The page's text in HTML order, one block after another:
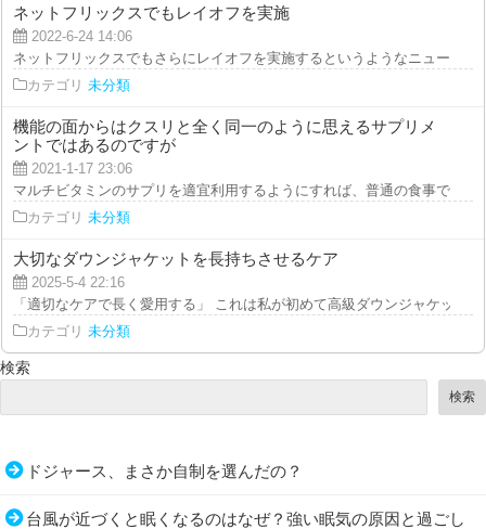
ネットフリックスでもレイオフを実施
2022-6-24 14:06
ネットフリックスでもさらにレイオフを実施するというようなニュースが
カテゴリ 未分類
機能の面からはクスリと全く同一のように思えるサプリメ
ントではあるのですが
2021-1-17 23:06
マルチビタミンのサプリを適宜利用するようにすれば、普通の食事ではな
カテゴリ 未分類
大切なダウンジャケットを長持ちさせるケア
2025-5-4 22:16
「適切なケアで長く愛用する」 これは私が初めて高級ダウンジャケット
カテゴリ 未分類
検索
検索
ドジャース、まさか自制を選んだの？
台風が近づくと眠くなるのはなぜ？強い眠気の原因と過ごし